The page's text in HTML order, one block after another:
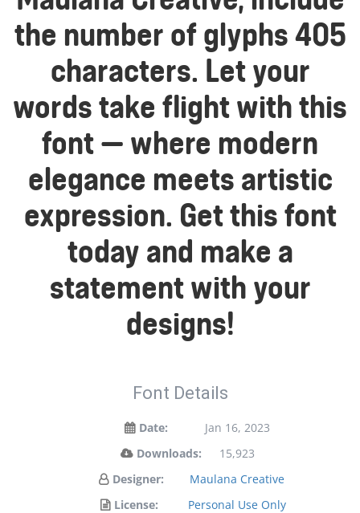
the number of glyphs 405
characters. Let your
words take flight with this
font — where modern
elegance meets artistic
expression. Get this font
today and make a
statement with your
designs!
Font Details
Date:
Jan 16, 2023
Downloads:
15,923
Designer:
Maulana Creative
License:
Personal Use Only